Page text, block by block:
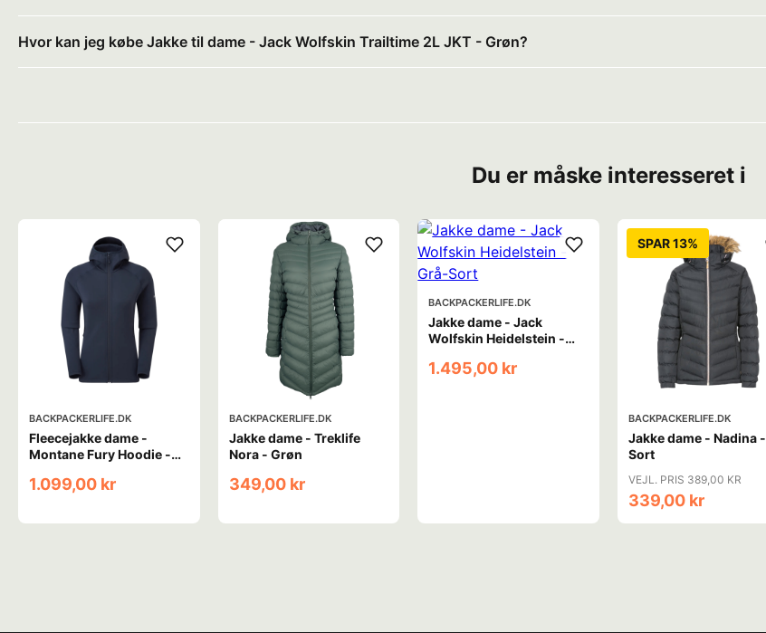
Hvor kan jeg købe Jakke til dame - Jack Wolfskin Trailtime 2L JKT - Grøn?
Du er måske interesseret i
BACKPACKERLIFE.DK
Fleecejakke dame -
Montane Fury Hoodie -
1.099,00 kr
BACKPACKERLIFE.DK
Jakke dame - Treklife
Nora - Grøn
349,00 kr
BACKPACKERLIFE.DK
Jakke dame - Jack
Wolfskin Heidelstein -
1.495,00 kr
SPAR 13%
BACKPACKERLIFE.DK
Jakke dame - Nadina -
Sort
VEJL. PRIS 389,00 KR
339,00 kr